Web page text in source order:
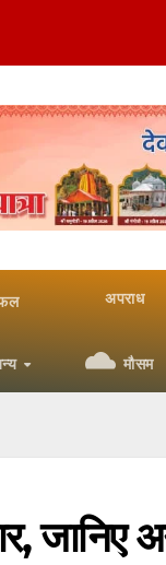
अपराध
मौसम
जानिए